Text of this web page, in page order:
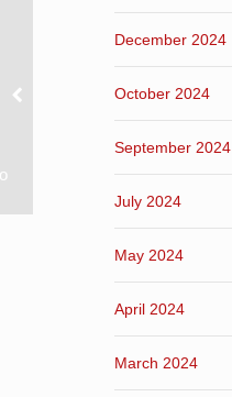
December 2024
October 2024
September 2024
July 2024
May 2024
April 2024
March 2024